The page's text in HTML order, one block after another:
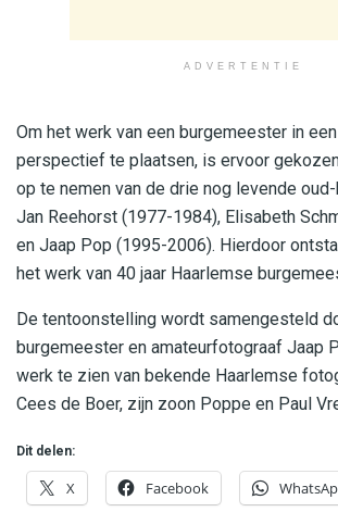
ADVERTENTIE
Om het werk van een burgemeester in
perspectief te plaatsen, is ervoor gekozen
op te nemen van de drie nog levende
Jan Reehorst (1977-1984), Elisabeth
en Jaap Pop (1995-2006). Hierdoor
het werk van 40 jaar Haarlemse
De tentoonstelling wordt samengesteld
burgemeester en amateurfotograaf Jaap
werk te zien van bekende Haarlemse
Cees de Boer, zijn zoon Poppe en Paul
Dit delen:
X Facebook